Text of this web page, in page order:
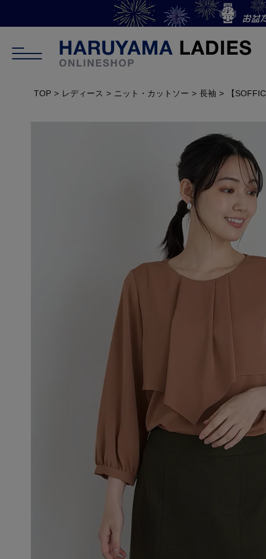
TOP レディース ニット・カットソー 長袖 【